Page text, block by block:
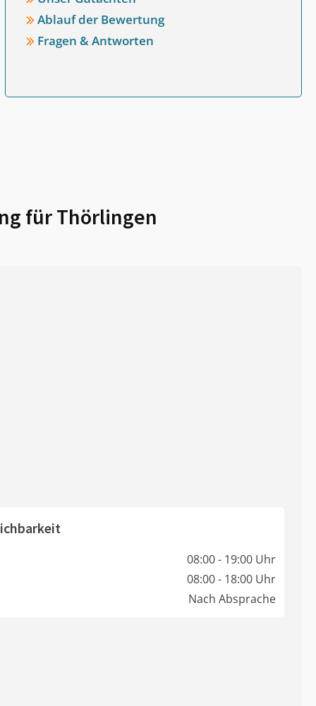
Ablauf der Bewertung
Fragen & Antworten
fürThörlingen
08:00 - 19:00 Uhr
08:00 - 18:00 Uhr
Nach Absprache